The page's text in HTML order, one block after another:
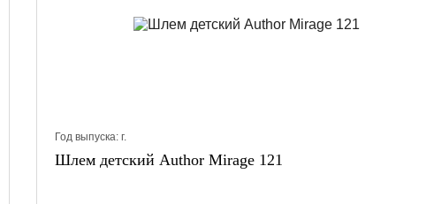
Год выпуска: г.
Шлем детский Author Mirage 121